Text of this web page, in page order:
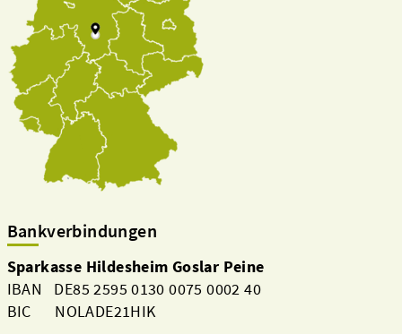
Kreis & Politik
Bankverbindungen
Sparkasse Hildesheim Goslar Peine
IBAN DE85 2595 0130 0075 0002 40
BIC NOLADE21HIK